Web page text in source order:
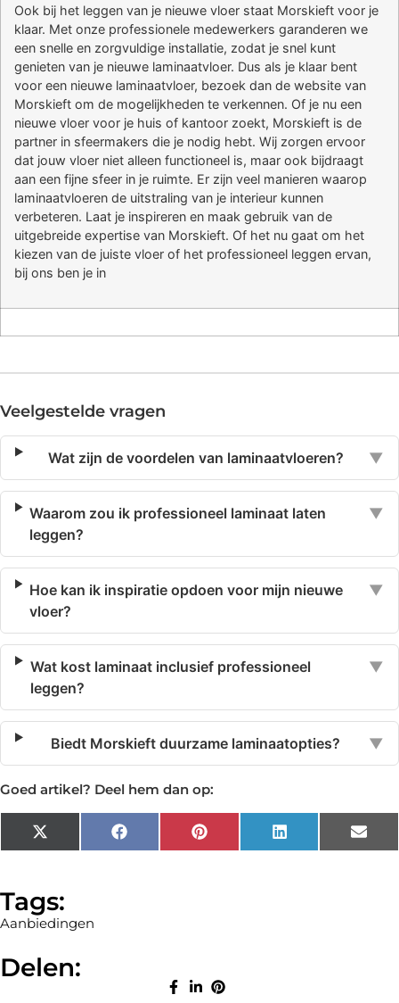
Ook bij het leggen van je nieuwe vloer staat Morskieft voor je
klaar. Met onze professionele medewerkers garanderen we
een snelle en zorgvuldige installatie, zodat je snel kunt
genieten van je nieuwe laminaatvloer. Dus als je klaar bent
voor een nieuwe laminaatvloer, bezoek dan de website van
Morskieft om de mogelijkheden te verkennen. Of je nu een
nieuwe vloer voor je huis of kantoor zoekt, Morskieft is de
partner in sfeermakers die je nodig hebt. Wij zorgen ervoor
dat jouw vloer niet alleen functioneel is, maar ook bijdraagt
aan een fijne sfeer in je ruimte. Er zijn veel manieren waarop
laminaatvloeren de uitstraling van je interieur kunnen
verbeteren. Laat je inspireren en maak gebruik van de
uitgebreide expertise van Morskieft. Of het nu gaat om het
kiezen van de juiste vloer of het professioneel leggen ervan,
bij ons ben je in
Veelgestelde vragen
Wat zijn de voordelen van laminaatvloeren? ▼
Waarom zou ik professioneel laminaat laten
leggen?
▼
Hoe kan ik inspiratie opdoen voor mijn nieuwe
vloer?
▼
Wat kost laminaat inclusief professioneel
leggen?
▼
Biedt Morskieft duurzame laminaatopties? ▼
Goed artikel? Deel hem dan op:
X
(Twitter)
Facebook Pinterest LinkedIn
Tags:
Aanbiedingen
Delen: